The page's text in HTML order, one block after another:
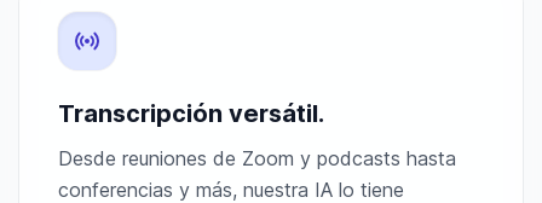
Transcripción versátil.
Desde reuniones de Zoom y podcasts hasta
conferencias y más, nuestra IA lo tiene